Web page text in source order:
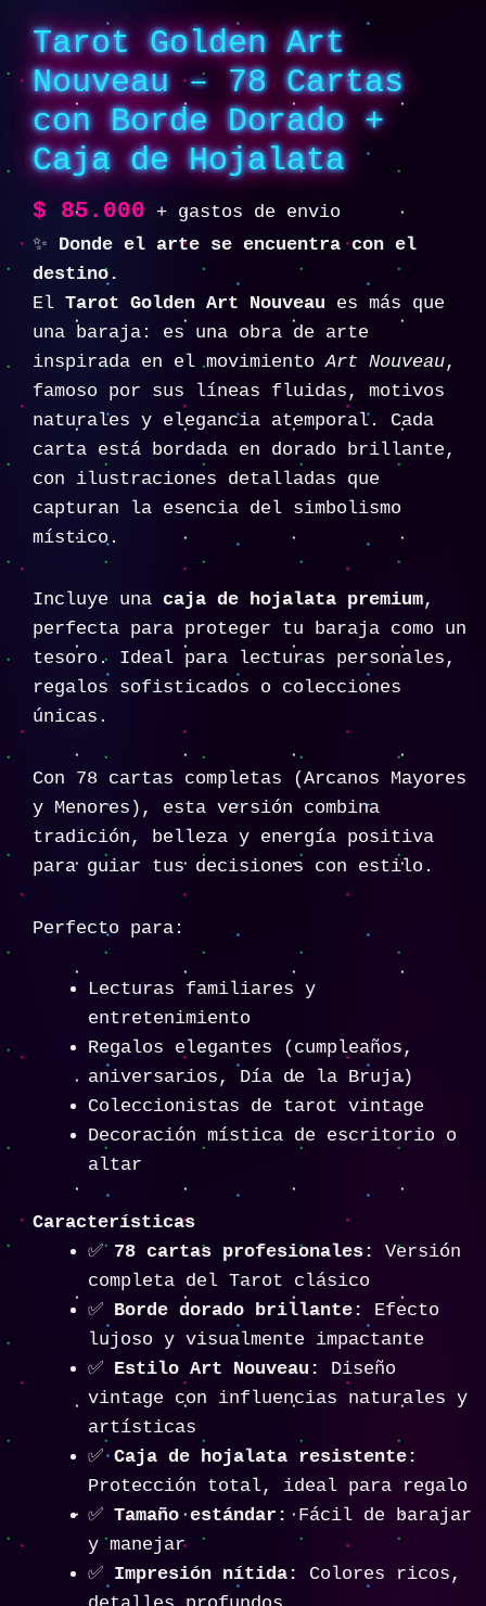
Tarot Golden Art
Nouveau – 78 Cartas
con Borde Dorado +
Caja de Hojalata
$ 85.000
+ gastos de envio
✨ Donde el arte se encuentra con el
destino.
El Tarot Golden Art Nouveau es más que
una baraja: es una obra de arte
inspirada en el movimientoArt Nouveau,
famoso por sus líneas fluidas, motivos
naturales y elegancia atemporal. Cada
carta está bordada en dorado brillante,
con ilustraciones detalladas que
capturan la esencia del simbolismo
místico.
Incluye una caja de hojalata premium,
perfecta para proteger tu baraja como un
tesoro. Ideal para lecturas personales,
regalos sofisticados o colecciones
únicas.
Con 78 cartas completas (Arcanos Mayores
y Menores), esta versión combina
tradición, belleza y energía positiva
para guiar tus decisiones con estilo.
Perfecto para:
Lecturas familiares y
entretenimiento
Regalos elegantes (cumpleaños,
aniversarios, Día de la Bruja)
Coleccionistas de tarot vintage
Decoración mística de escritorio o
altar
Características
✅ 78 cartas profesionales:
Versión
completa del Tarot clásico
✅ Borde dorado brillante:
Efecto
lujoso y visualmente impactante
✅ Estilo Art Nouveau:
Diseño
vintage con influencias naturales y
artísticas
✅ Caja de hojalata resistente:
Protección total, ideal para regalo
✅ Tamaño estándar: Fácil de barajar
y manejar
✅ Impresión nítida:
Colores ricos,